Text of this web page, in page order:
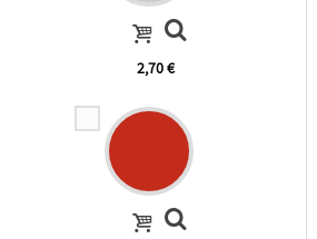
2,70 €